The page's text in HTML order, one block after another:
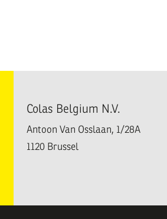
Colas Belgium N.V.
Antoon Van Osslaan, 1/28A
1120 Brussel